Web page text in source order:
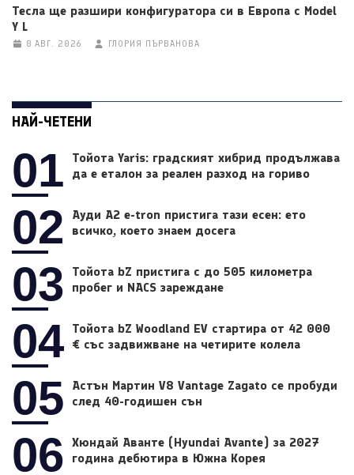
Тесла ще разшири конфигуратора си в Европа с Model
Y L
8 АВГ. 2026 ГЛОРИЯ ПЪРВАНОВА
НАЙ-ЧЕТЕНИ
01
Тойота Yaris: градският хибрид продължава
да е еталон за реален разход на гориво
02
Ауди A2 e-tron пристига тази есен: ето
всичко, което знаем досега
03
Тойота bZ пристига с до 505 километра
пробег и NACS зареждане
04 Тойота bZ Woodland EV стартира от 42 000
€ със задвижване на четирите колела
05
Астън Мартин V8 Vantage Zagato се пробуди
след 40-годишен сън
06
Хюндай Аванте (Hyundai Avante) за 2027
година дебютира в Южна Корея